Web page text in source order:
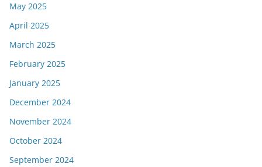
May 2025
April 2025
March 2025
February 2025
January 2025
December 2024
November 2024
October 2024
September 2024